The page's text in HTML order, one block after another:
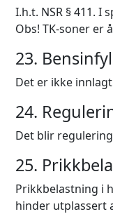
I.h.t. NSR § 411. I
Obs! TK-soner er
23.
Det er ikke
24.
Det blir
25.
Prikkbelastning i
hinder utplassert